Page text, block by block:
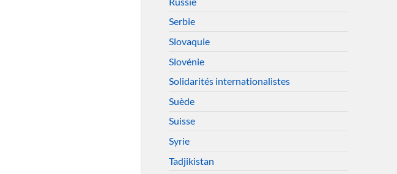
Serbie
Slovaquie
Slovénie
Solidarités internationalistes
Suède
Suisse
Syrie
Tadjikistan